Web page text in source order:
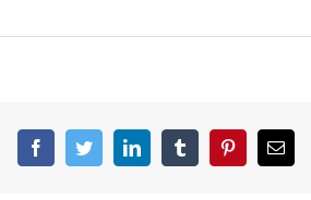
FacebookTwitterLinkedInTumblrPinterest
E-
mail